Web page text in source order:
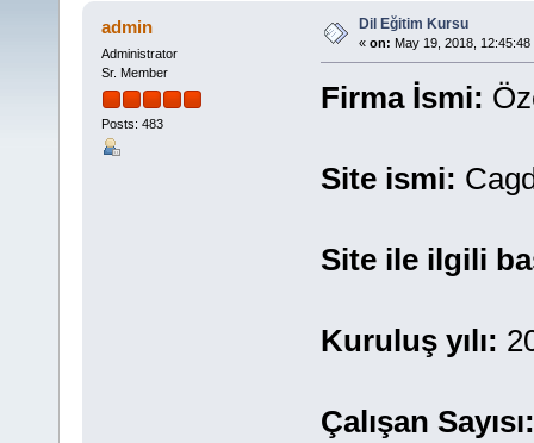
admin
Administrator
Sr. Member
Posts: 483
Dil Eğitim Kursu
« on: May 19, 2018, 12:45:48
Firma İsmi:
Site ismi:
Site ile ilgili
Kuruluş yılı:
Çalışan Sayısı: